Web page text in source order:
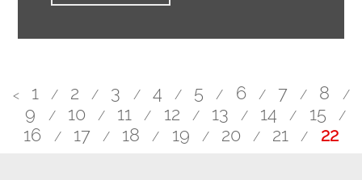
< 1 / 2 / 3 / 4 / 5 / 6 / 7 / 8 /
9 / 10 / 11 / 12 / 13 / 14 / 15 /
16 / 17 / 18 / 19 / 20 / 21 / 22